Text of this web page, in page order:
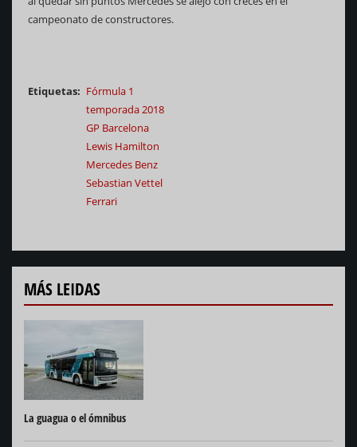
campeonato de constructores.
Etiquetas
Fórmula 1
temporada 2018
GP Barcelona
Lewis Hamilton
Mercedes Benz
Sebastian Vettel
Ferrari
MÁS LEIDAS
La guagua o el ómnibus